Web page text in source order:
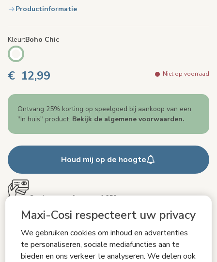
Maxi-Cosi respecteert uw privacy
We gebruiken cookies om inhoud en advertenties
te personaliseren, sociale mediafuncties aan te
bieden en ons verkeer te analyseren. We delen ook
Productinformatie
Kleur Boho Chic
€ 12,99 Niet op voorraad
Ontvang 25% korting op speelgoed bij aankoop van een
"In huis" product. Bekijk de algemene voorwaarden.
Houd mij op de hoogte
Gratis verzending vanaf €50
Gratis retourneren binnen 100 dagen